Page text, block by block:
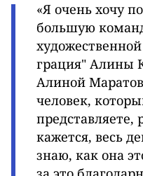
«Я очень хочу
большую
грация" Алины
Алиной
человек,
представляете,
кажется, весь
знаю, как она